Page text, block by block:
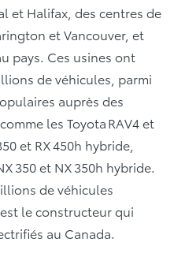
et Halifax, des centres de
et Vancouver, et
pays. Ces usines ont
de véhicules, parmi
auprès des
les Toyota RAV4 et
et RX 450h hybride,
350 et NX 350h hybride.
de véhicules
le constructeur qui
au Canada.